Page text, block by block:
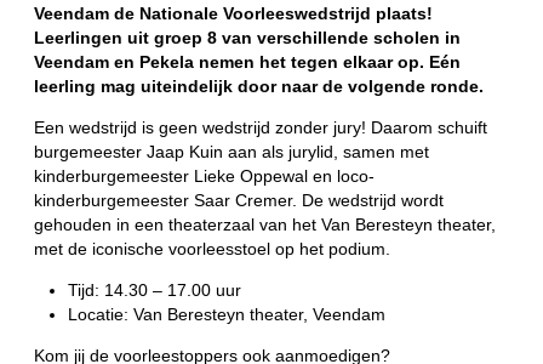
Veendam de Nationale Voorleeswedstrijd plaats!
Leerlingen uit groep 8 van verschillende scholen in
Veendam en Pekela nemen het tegen elkaar op. Eén
leerling mag uiteindelijk door naar de volgende ronde.
Een wedstrijd is geen wedstrijd zonder jury! Daarom schuift
burgemeester Jaap Kuin aan als jurylid, samen met
kinderburgemeester Lieke Oppewal en loco-
kinderburgemeester Saar Cremer. De wedstrijd wordt
gehouden in een theaterzaal van het Van Beresteyn theater,
met de iconische voorleesstoel op het podium.
Tijd: 14.30 – 17.00 uur
Locatie: Van Beresteyn theater, Veendam
Kom jij de voorleestoppers ook aanmoedigen?